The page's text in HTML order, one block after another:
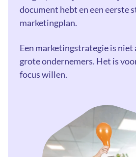
document hebt en een eerste
marketingplan.
Een marketingstrategie is niet
grote ondernemers. Het is
focus willen.